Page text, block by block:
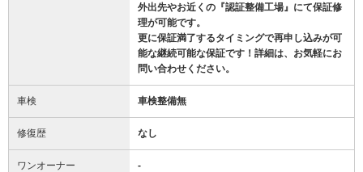
外出先やお近くの『認証整備工場』にて保証修
理が可能です。
更に保証満了するタイミングで再申し込みが可
能な継続可能な保証です！詳細は、お気軽にお
問い合わせください。
車検 車検整備無
修復歴 なし
ワンオーナー -